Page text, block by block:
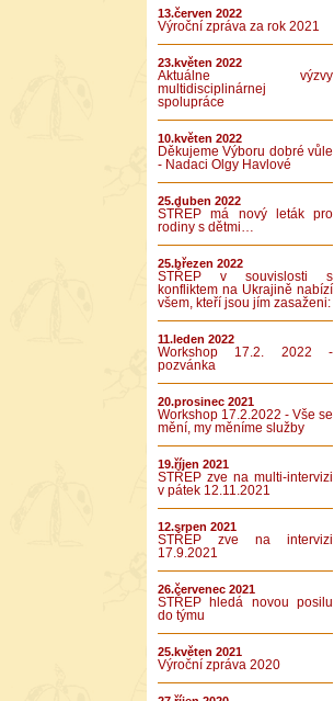
13.červen 2022
Výroční zpráva za rok 2021
23.květen 2022
Aktuálne výzvy
multidisciplinárnej
spolupráce
10.květen 2022
Děkujeme Výboru dobré vůle
- Nadaci Olgy Havlové
25.duben 2022
STŘEP má nový leták pro
rodiny s dětmi…
25.březen 2022
STŘEP v souvislosti s
konfliktem na Ukrajině nabízí
všem, kteří jsou jím zasaženi:
11.leden 2022
Workshop 17.2. 2022 -
pozvánka
20.prosinec 2021
Workshop 17.2.2022 - Vše se
mění, my měníme služby
19.říjen 2021
STŘEP zve na multi-intervizi
v pátek 12.11.2021
12.srpen 2021
STŘEP zve na intervizi
17.9.2021
26.červenec 2021
STŘEP hledá novou posilu
do týmu
25.květen 2021
Výroční zpráva 2020